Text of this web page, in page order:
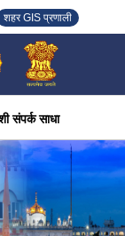
शहर GIS प्रणाली
संपर्क साधा